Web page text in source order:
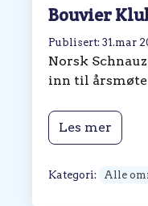
Bouvier
Publisert: 31.mar
Norsk
inn til årsmøte
Les mer
Kategori: Alle